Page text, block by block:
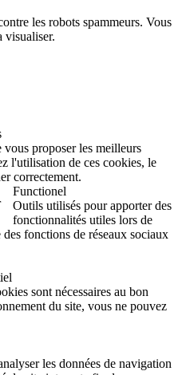
les robots spammeurs. Vous
visualiser.
proposer les meilleurs
l'utilisation de ces cookies, le
correctement.
Functionel
Outils utilisés pour apporter des
fonctionnalités utiles lors de
fonctions de réseaux sociaux
sont nécessaires au bon
du site, vous ne pouvez
les données de navigation